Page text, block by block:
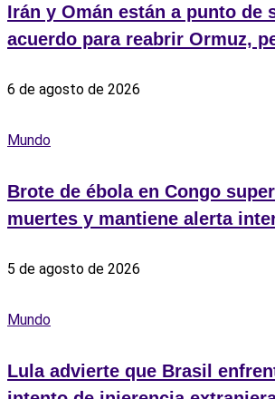
Irán y Omán están a punto de
acuerdo para reabrir Ormuz,
6 de agosto de 2026
Mundo
Brote de ébola en Congo
muertes y mantiene alerta
5 de agosto de 2026
Mundo
Lula advierte que Brasil